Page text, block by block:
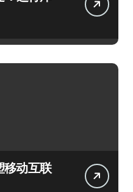
移动互联